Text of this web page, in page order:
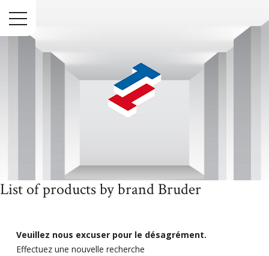
Accueil Marques Bruder
List of products by brand Bruder
Veuillez nous excuser pour le désagrément.
Effectuez une nouvelle recherche